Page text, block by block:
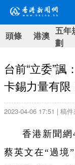
頭條 港澳 五年
劃
台前“立委”
卡錫力量有限
2023-04-06 17:51 | 稿
香港新聞
蔡英文在“過境